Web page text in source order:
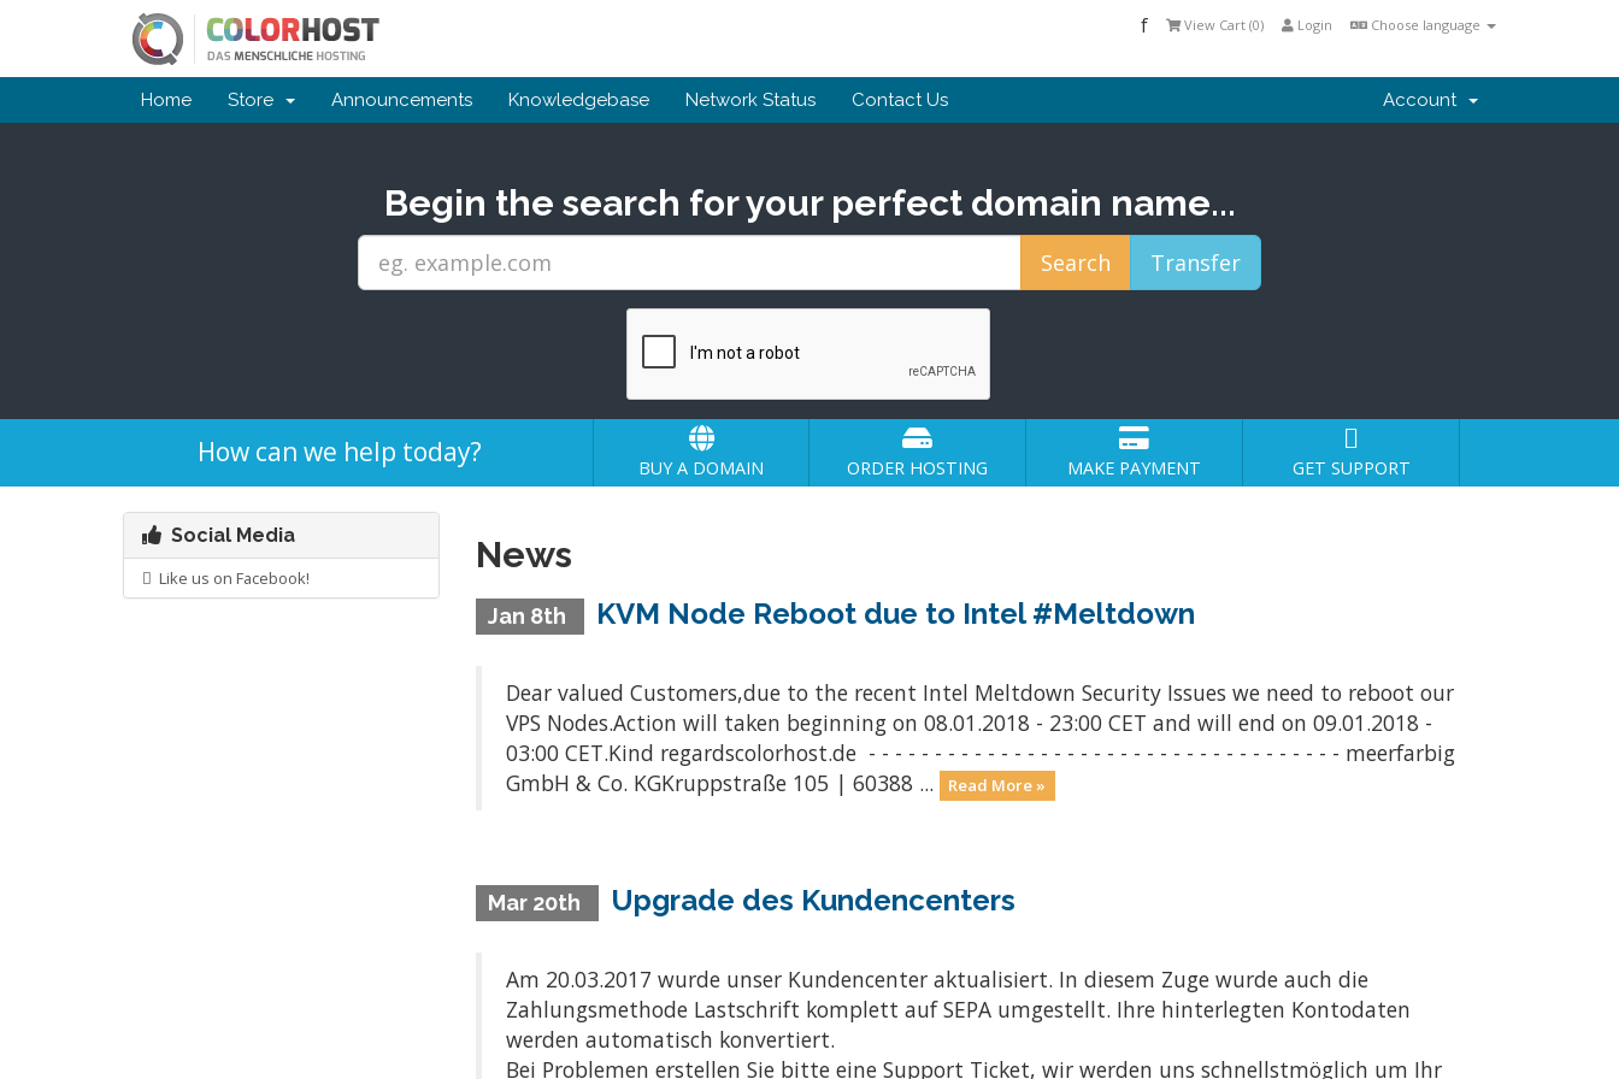
f Choose language
Login
View Cart (0)
Home Store Announcements Knowledgebase Network Status Contact Us Account
Begin the search for your perfect domain name...
How can we help today? BUY A DOMAIN ORDER HOSTING MAKE PAYMENT GET SUPPORT
News
Jan 8th KVM Node Reboot due to Intel #Meltdown
Dear valued Customers,due to the recent Intel Meltdown Security Issues we need to reboot our
VPS Nodes.Action will taken beginning on 08.01.2018 - 23:00 CET and will end on 09.01.2018 -
03:00 CET.Kind regardscolorhost.de - - - - - - - - - - - - - - - - - - - - - - - - - - - - - - - - - - - - meerfarbig
GmbH & Co. KGKruppstraße 105 | 60388 ...
Read More »
Mar 20th Upgrade des Kundencenters
Am 20.03.2017 wurde unser Kundencenter aktualisiert. In diesem Zuge wurde auch die
Zahlungsmethode Lastschrift komplett auf SEPA umgestellt. Ihre hinterlegten Kontodaten
werden automatisch konvertiert.
Bei Problemen erstellen Sie bitte eine Support Ticket, wir werden uns schnellstmöglich um Ihr
Social Media
Like us on Facebook!